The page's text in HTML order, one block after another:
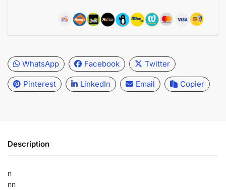
WhatsApp Facebook Twitter
Pinterest LinkedIn Email Copier
Description
n
nn